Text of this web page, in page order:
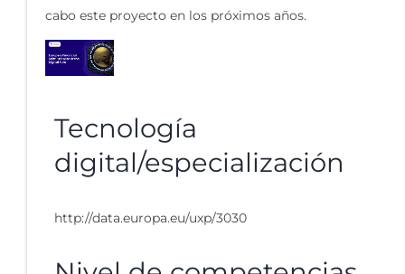
cabo este proyecto en los próximos años.
Tecnología
digital/especialización
http://data.europa.eu/uxp/3030